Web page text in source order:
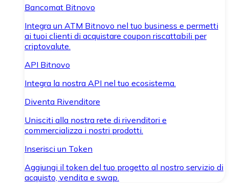
Bancomat Bitnovo
Integra un ATM Bitnovo nel tuo business e permetti
ai tuoi clienti di acquistare coupon riscattabili per
criptovalute.
API Bitnovo
Integra la nostra API nel tuo ecosistema.
Diventa Rivenditore
Unisciti alla nostra rete di rivenditori e
commercializza i nostri prodotti.
Inserisci un Token
Aggiungi il token del tuo progetto al nostro servizio di
acquisto, vendita e swap.